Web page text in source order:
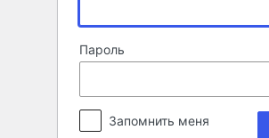
Пароль
Запомнить меня